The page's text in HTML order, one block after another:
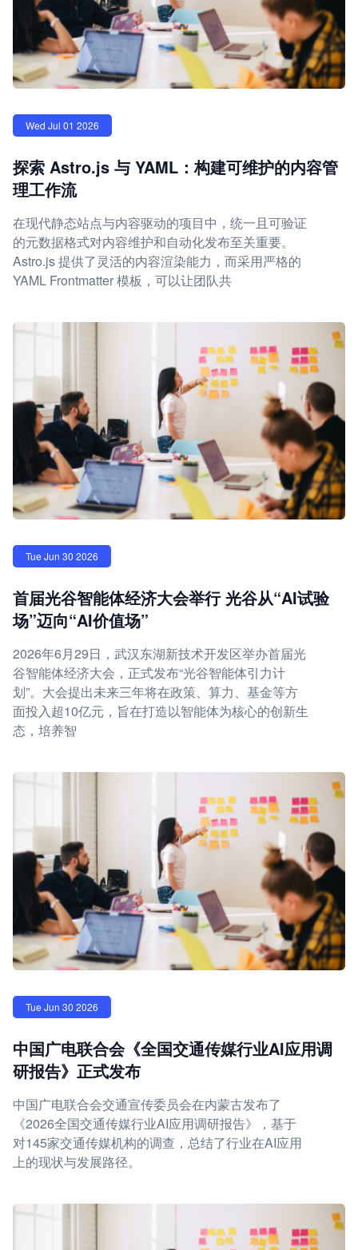
Wed Jul 01 2026
探索 Astro.js 与 YAML：构建可维护的内容管
理工作流
在现代静态站点与内容驱动的项目中，统一且可验证
的元数据格式对内容维护和自动化发布至关重要。
Astro.js 提供了灵活的内容渲染能力，而采用严格的
YAML Frontmatter 模板，可以让团队共
Tue Jun 30 2026
首届光谷智能体经济大会举行 光谷从“AI试验
场”迈向“AI价值场”
2026年6月29日，武汉东湖新技术开发区举办首届光
谷智能体经济大会，正式发布“光谷智能体引力计
划”。大会提出未来三年将在政策、算力、基金等方
面投入超10亿元，旨在打造以智能体为核心的创新生
态，培养智
Tue Jun 30 2026
中国广电联合会《全国交通传媒行业AI应用调
研报告》正式发布
中国广电联合会交通宣传委员会在内蒙古发布了
《2026全国交通传媒行业AI应用调研报告》，基于
对145家交通传媒机构的调查，总结了行业在AI应用
上的现状与发展路径。